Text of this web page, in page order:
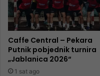
Caffe Central – Pekara
Putnik pobjednik turnira
„Jablanica 2026“
1 sat ago